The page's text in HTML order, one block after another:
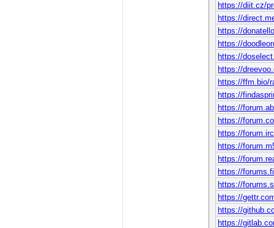
https://diit.cz/
https://
https://
https://
https://
https://
https://ffm.bio/
https://
https://
https://
https://
https://
https://
https://
https://
https://
https://
https://